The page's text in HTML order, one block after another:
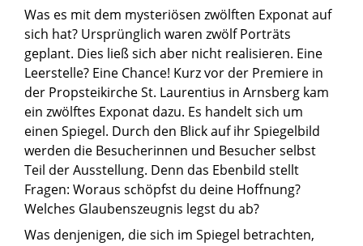
Was es mit dem mysteriösen zwölften Exponat auf
sich hat? Ursprünglich waren zwölf Porträts
geplant. Dies ließ sich aber nicht realisieren. Eine
Leerstelle? Eine Chance! Kurz vor der Premiere in
der Propsteikirche St. Laurentius in Arnsberg kam
ein zwölftes Exponat dazu. Es handelt sich um
einen Spiegel. Durch den Blick auf ihr Spiegelbild
werden die Besucherinnen und Besucher selbst
Teil der Ausstellung. Denn das Ebenbild stellt
Fragen: Woraus schöpfst du deine Hoffnung?
Welches Glaubenszeugnis legst du ab?
Was denjenigen, die sich im Spiegel betrachten,